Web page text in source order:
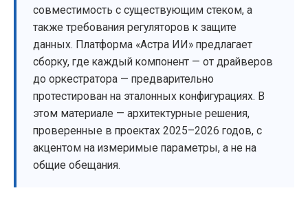
совместимость с существующим стеком, а
также требования регуляторов к защите
данных. Платформа «Астра ИИ» предлагает
сборку, где каждый компонент — от драйверов
до оркестратора — предварительно
протестирован на эталонных конфигурациях. В
этом материале — архитектурные решения,
проверенные в проектах 2025–2026 годов, с
акцентом на измеримые параметры, а не на
общие обещания.